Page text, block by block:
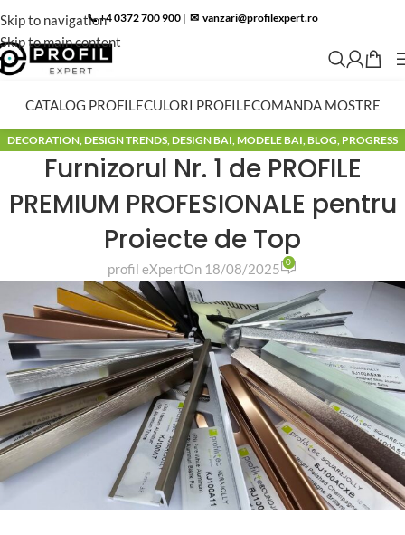
Skip to navigation
Skip to main content
📞 +4 0372 700 900 | ✉︎ vanzari@profilexpert.ro
CATALOG PROFILECULORI PROFILECOMANDA MOSTRE
DECORATION,DESIGN TRENDS,DESIGN BAI,MODELE BAI,BLOG, PROGRESS
PROFILE ,PROFILITEC
Furnizorul Nr. 1 de PROFILE
PREMIUM PROFESIONALE pentru
Proiecte de Top
profil eXpertOn 18/08/2025 0